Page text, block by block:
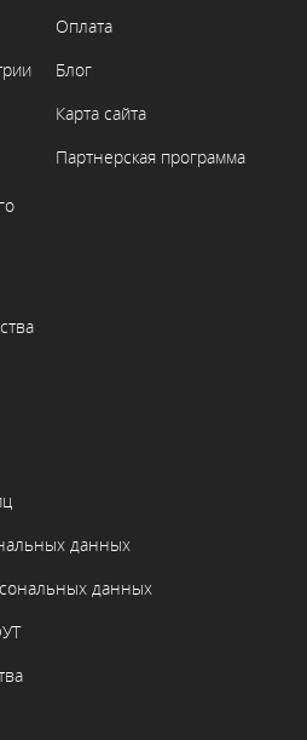
Оплата
Блог
Карта сайта
Партнерская программа
данных
данных